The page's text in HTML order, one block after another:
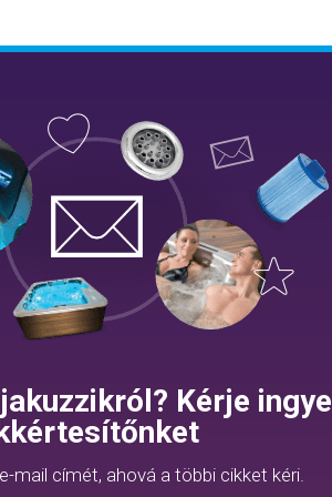
Kérje
mail címét, ahová a többi cikket kéri.